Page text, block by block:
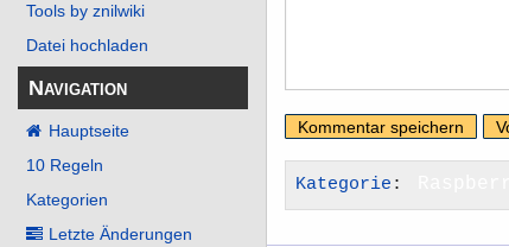
Tools by znilwiki
Datei hochladen
Navigation
Hauptseite
10 Regeln
Kategorien
Letzte Änderungen
Kategorie :